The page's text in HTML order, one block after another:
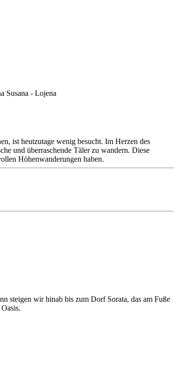
ist heutzutage wenig besucht. Im Herzen des
und überraschende Täler zu wandern. Diese
Höhenwanderungen haben.
steigen wir hinab bis zum Dorf Sorata, das am Fuße